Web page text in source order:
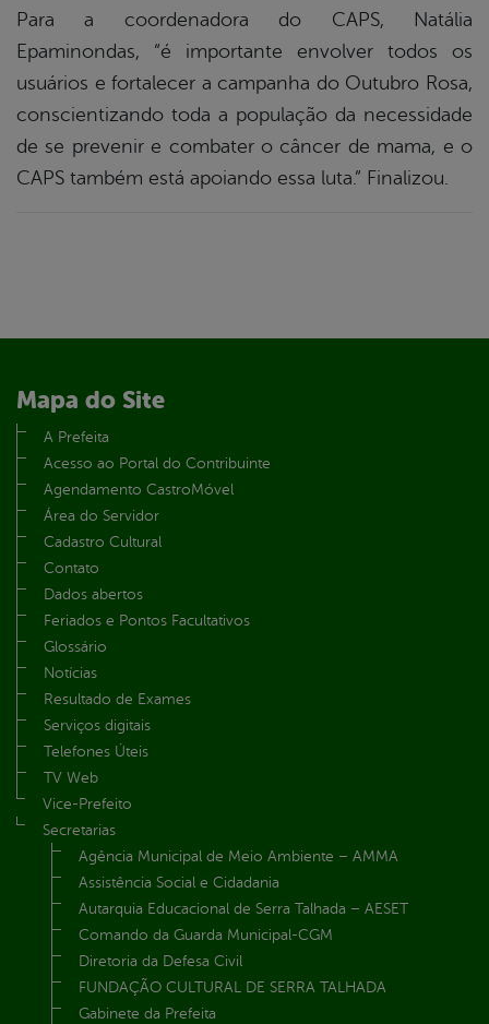
Para a coordenadora do CAPS, Natália
Epaminondas, “é importante envolver todos os
usuários e fortalecer a campanha do Outubro Rosa,
conscientizando toda a população da necessidade
de se prevenir e combater o câncer de mama, e o
CAPS também está apoiando essa luta.” Finalizou.
Mapa do Site
A Prefeita
Acesso ao Portal do Contribuinte
Agendamento CastroMóvel
Área do Servidor
Cadastro Cultural
Contato
Dados abertos
Feriados e Pontos Facultativos
Glossário
Notícias
Resultado de Exames
Serviços digitais
Telefones Úteis
TV Web
Vice-Prefeito
Secretarias
Agência Municipal de Meio Ambiente – AMMA
Assistência Social e Cidadania
Autarquia Educacional de Serra Talhada – AESET
Comando da Guarda Municipal-CGM
Diretoria da Defesa Civil
FUNDAÇÃO CULTURAL DE SERRA TALHADA
Gabinete da Prefeita